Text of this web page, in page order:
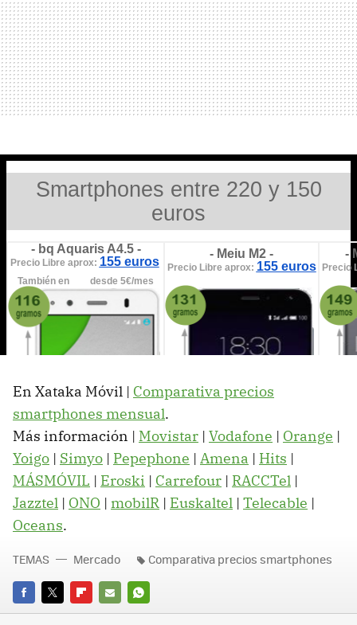
En Xataka Móvil | Comparativa precios
smartphones mensual.
Más información | Movistar | Vodafone | Orange |
Yoigo | Simyo | Pepephone | Amena | Hits |
MÁSMÓVIL | Eroski | Carrefour | RACCTel |
Jazztel | ONO | mobilR | Euskaltel | Telecable |
Oceans.
FACEBOOK
TWITTERFLIPBOARD
E-
WHATSAPP
TEMAS Mercado Comparativa precios smartphones